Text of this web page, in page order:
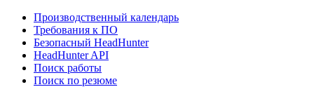
Производственный календарь
Требования к ПО
Безопасный HeadHunter
HeadHunter API
Поиск работы
Поиск по резюме